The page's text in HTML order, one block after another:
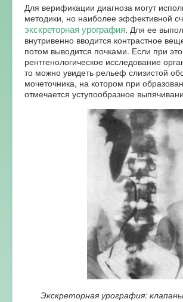
Для верификации диагноза могут
методики, но наиболее эффективной
экскреторная урография. Для ее
внутривенно вводится контрастное
потом выводится почками. Если при
рентгенологическое исследование
то можно увидеть рельеф слизистой
мочеточника, на котором при
отмечается уступообразное
Экскреторная урография: